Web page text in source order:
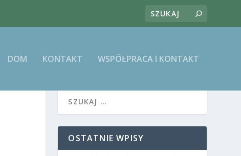
DOM KONTAKT WSPÓŁPRACA I KONTAKT
OSTATNIE WPISY